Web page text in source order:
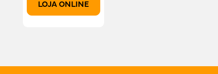
LOJA ONLINE